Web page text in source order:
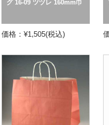
グ 16-09 ツヅレ 160mm巾
価格：¥1,505(税込)